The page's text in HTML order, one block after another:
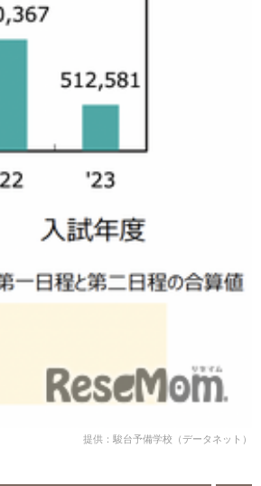
提供：駿台予備学校（データネット）